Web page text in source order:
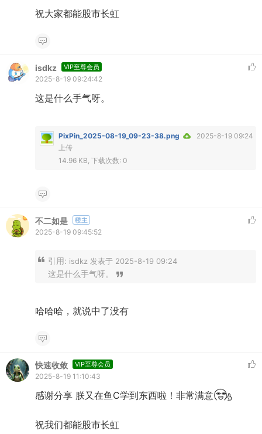
祝大家都能股市长虹
isdkz VIP至尊会员
2025-8-19 09:24:42
这是什么手气呀。
PixPin_2025-08-19_09-23-38.png
2025-8-19 09:24
上传
14.96 KB, 下载次数: 0
不二如是 楼主
2025-8-19 09:45:52
引用: isdkz 发表于 2025-8-19 09:24
这是什么手气呀。
哈哈哈，就说中了没有
快速收敛 VIP至尊会员
2025-8-19 11:10:43
感谢分享 朕又在鱼C学到东西啦！非常满意
祝我们都能股市长虹